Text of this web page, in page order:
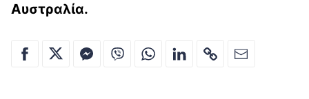
Αυστραλία.